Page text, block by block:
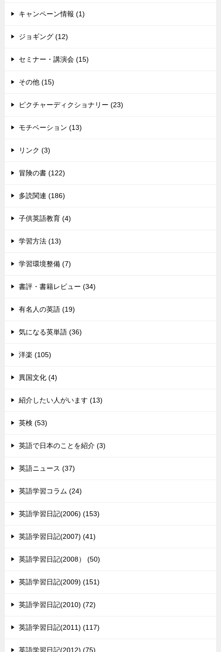
キャンペーン情報 (1)
ジョギング (12)
セミナー・講演会 (15)
その他 (15)
ピクチャーディクショナリー (23)
モチベーション (13)
リンク (3)
冒険の書 (122)
多読関連 (186)
子供英語教育 (4)
学習方法 (13)
学習環境整備 (7)
書評・書籍レビュー (34)
有名人の英語 (19)
気になる英単語 (36)
洋楽 (105)
異国文化 (4)
紹介したい人がいます (13)
英検 (53)
英語で日本のことを紹介 (3)
英語ニュース (37)
英語学習コラム (24)
英語学習日記(2006) (153)
英語学習日記(2007) (41)
英語学習日記(2008） (50)
英語学習日記(2009) (151)
英語学習日記(2010) (72)
英語学習日記(2011) (117)
英語学習日記(2012) (75)